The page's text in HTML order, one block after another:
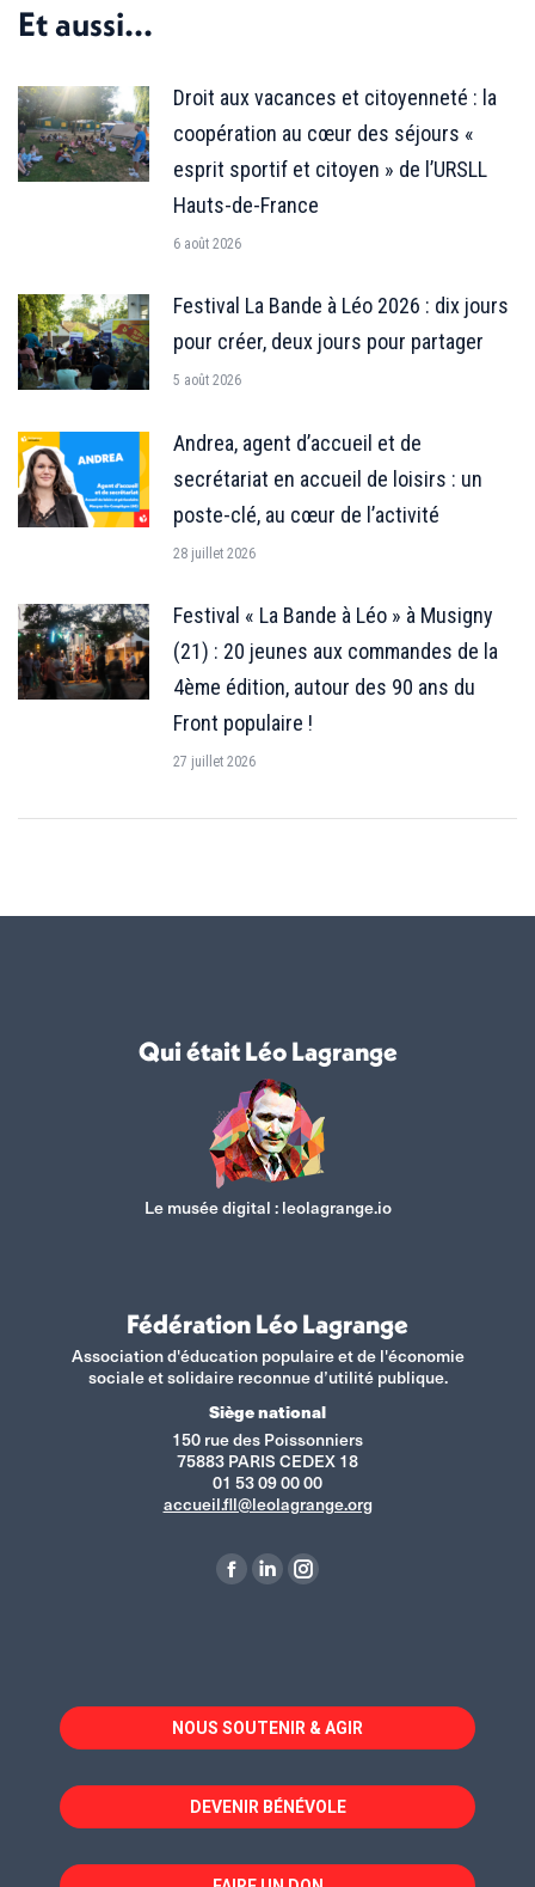
Et aussi...
Droit aux vacances et citoyenneté : la
coopération au cœur des séjours «
esprit sportif et citoyen » de l’URSLL
Hauts-de-France
6 août 2026
Festival La Bande à Léo 2026 : dix jours
pour créer, deux jours pour partager
5 août 2026
Andrea, agent d’accueil et de
secrétariat en accueil de loisirs : un
poste-clé, au cœur de l’activité
28 juillet 2026
Festival « La Bande à Léo » à Musigny
(21) : 20 jeunes aux commandes de la
4ème édition, autour des 90 ans du
Front populaire !
27 juillet 2026
Qui était Léo Lagrange
Le musée digital :leolagrange.io
Fédération Léo Lagrange
Association d'éducation populaire et de l'économie
sociale et solidaire reconnue d’utilité publique.
Siège national
150 rue des Poissonniers
75883 PARIS CEDEX 18
01 53 09 00 00
accueil.fll@leolagrange.org
La
dans
une
fenêtre
La
dans
une
fenêtre
La
dans
une
fenêtre
NOUS SOUTENIR & AGIR
DEVENIR BÉNÉVOLE